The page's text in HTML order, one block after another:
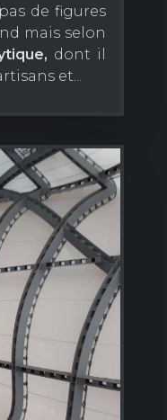
de figures
mais selon
dont il
et...